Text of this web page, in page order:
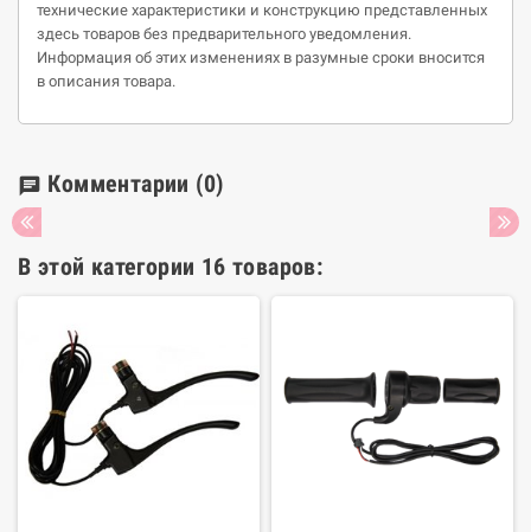
технические характеристики и конструкцию представленных
здесь товаров без предварительного уведомления.
Информация об этих изменениях в разумные сроки вносится
в описания товара.
chat Комментарии (0)
В этой категории 16 товаров: